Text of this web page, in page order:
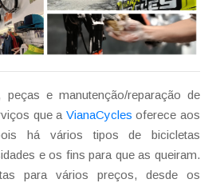
peças e manutenção/reparação de
que a VianaCycles oferece aos
há vários tipos de bicicletas
e os fins para que as queiram.
para vários preços, desde os